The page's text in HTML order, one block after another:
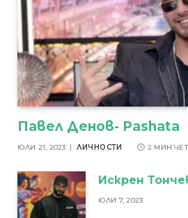
Павел Денов- Pashata
ЮЛИ 21, 2023 ЛИЧНОСТИ 2 МИН
Искрен
ЮЛИ 7, 2023